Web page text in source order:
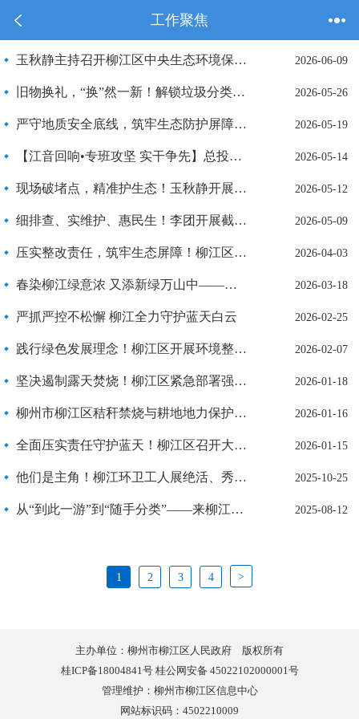
工作聚焦
2026-06-09
玉秋静主持召开柳江区中央生态环境保护督察边督边改工作推进会
2026-05-26
旧物换礼，“换”然一新！解锁垃圾分类新风尚
2026-05-19
严守地质安全底线，筑牢生态防护屏障！玉秋静到成团镇开展工作调研
2026-05-14
【江音回响•专班攻坚 实干争先】总投资5.99亿元！柳江区生态循环项目正式签约
2026-05-12
现场破堵点，精准护生态！玉秋静开展生态环境保护督察反馈问题整改工作调研
2026-05-09
细排查、实维护、惠民生！李团开展截污口生活污水治理工作调研
2026-04-03
压实整改责任，筑牢生态屏障！柳江区召开生态环境保护督察整改工作推进会
2026-03-18
春染柳江绿意浓 又添新绿万山中——柳江区开展2026年全民义务植树活动
2026-02-25
严抓严控不松懈 柳江全力守护蓝天白云
2026-02-07
践行绿色发展理念！柳江区开展环境整治绘就生态宜居底色
2026-01-18
坚决遏制露天焚烧！柳江区紧急部署强化秸秆禁烧管控
2026-01-16
柳州市柳江区秸秆禁烧与耕地地力保护补贴政策宣传公告
2026-01-15
全面压实责任守护蓝天！柳江区召开大气污染防治工作约谈会
2025-10-25
他们是主角！柳江环卫工人展绝活、秀风采
2025-08-12
从“到此一游”到“随手分类”——来柳江，把环保玩成新日常
1 2 3 4 >
主办单位：柳州市柳江区人民政府 版权所有
桂ICP备18004841号 桂公网安备 45022102000001号
管理维护：柳州市柳江区信息中心
网站标识码：4502210009